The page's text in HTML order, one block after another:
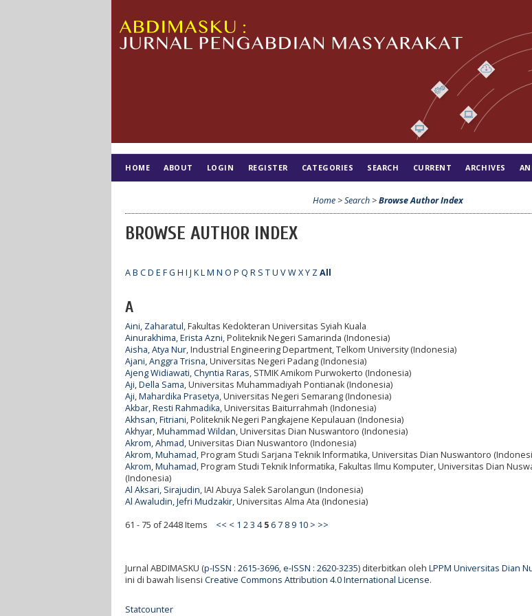
HOME ABOUT LOGIN REGISTER CATEGORIES SEARCH CURRENT ARCHIVES
Home >Search >Browse Author Index
BROWSE AUTHOR INDEX
AB CD E FG H I J KLM N O P Q R S TU VWXY ZAll
A
Aini, Zaharatul, Fakultas Kedokteran Universitas Syiah Kuala
Ainurakhima, Erista Azni, Politeknik Negeri Samarinda (Indonesia)
Aisha, Atya Nur, Industrial Engineering Department, Telkom University (Indonesia)
Ajani, Anggra Trisna, Universitas Negeri Padang (Indonesia)
Ajeng Widiawati, Chyntia Raras, STMIK Amikom Purwokerto (Indonesia)
Aji, Della Sama, Universitas Muhammadiyah Pontianak (Indonesia)
Aji, Mahardika Prasetya, Universitas Negeri Semarang (Indonesia)
Akbar, Resti Rahmadika, Universitas Baiturrahmah (Indonesia)
Akhsan, Fitriani, Politeknik Negeri Pangkajene Kepulauan (Indonesia)
Akhyar, Muhammad Wildan, Universitas Dian Nuswantoro (Indonesia)
Akrom, Ahmad, Universitas Dian Nuswantoro (Indonesia)
Akrom, Muhamad, Program Studi Sarjana Teknik Informatika, Universitas Dian Nuswantoro
Akrom, Muhamad, Program Studi Teknik Informatika, Fakultas Ilmu Komputer, Universitas Dian
(Indonesia)
Al Aksari, Sirajudin, IAI Abuya Salek Sarolangun (Indonesia)
Al Awaludin, Jefri Mudzakir, Universitas Alma Ata (Indonesia)
61 - 75 of 2448 Items << < 1 23 4 5 6 7 8 9 10 > >>
Jurnal ABDIMASKU (p-ISSN : 2615-3696,e-ISSN : 2620-3235) diterbitkan oleh LPPM Universitas Dian
ini di bawah lisensi Creative Commons Attribution 4.0 International License.
Statcounter